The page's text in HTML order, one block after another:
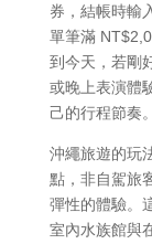
券，結帳時輸
單筆滿
到今天，若剛
或晚上表演體
己的行程節奏。
沖繩旅遊的玩
點，非自駕旅
彈性的體驗。
室內水族館與